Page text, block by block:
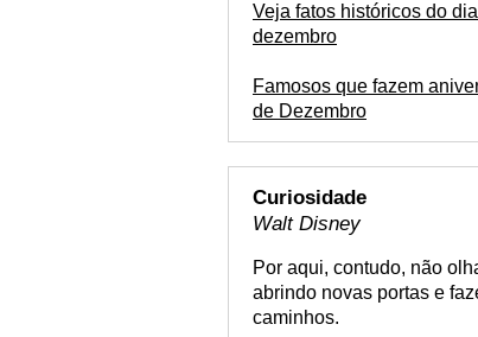
Veja fatos históricos do
dezembro
Famosos que fazem
de Dezembro
Curiosidade
Walt Disney
Por aqui, contudo, não
abrindo novas portas e
caminhos.